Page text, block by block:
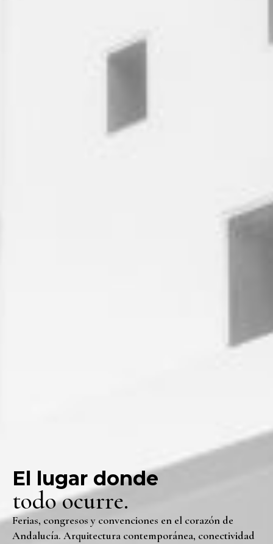
El lugar donde
todo ocurre.
Ferias, congresos y convenciones en el corazón de
Andalucía. Arquitectura contemporánea, conectividad